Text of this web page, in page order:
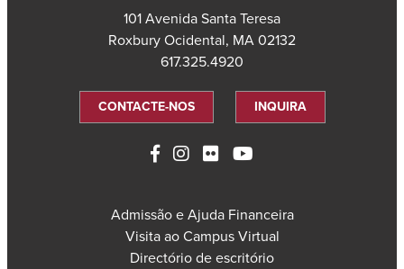
101 Avenida Santa Teresa
Roxbury Ocidental, MA 02132
617.325.4920
CONTACTE-NOS INQUIRA
Admissão e Ajuda Financeira
Visita ao Campus Virtual
Directório de escritório